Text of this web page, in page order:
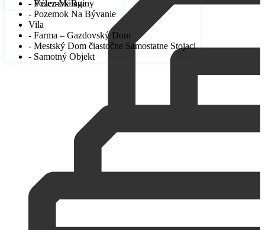
- Pozemok Ruiny
- Pozemok Na Bývanie
Vila
- Farma – Gazdovský Dom
- Mestský Dom čiastočne Samostatne Stojaci
- Samotný Objekt
- Vélez-Málaga